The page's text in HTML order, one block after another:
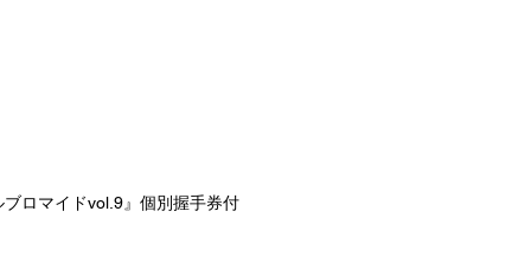
ロマイドvol.9』個別握手券付